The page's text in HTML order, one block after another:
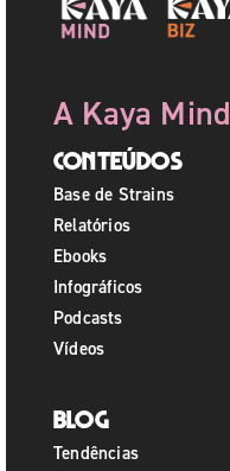
A Kaya Mind
Conteúdos
Base de Strains
Relatórios
Ebooks
Infográficos
Podcasts
Vídeos
Blog
Tendências